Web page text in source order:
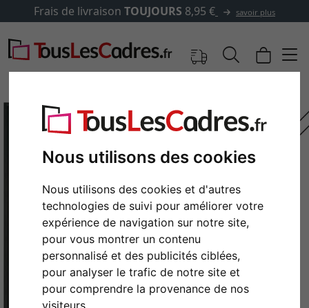
Nous utilisons des cookies
Nous utilisons des cookies et d'autres
technologies de suivi pour améliorer votre
expérience de navigation sur notre site,
pour vous montrer un contenu
personnalisé et des publicités ciblées,
pour analyser le trafic de notre site et
pour comprendre la provenance de nos
Frais de livraison TOUJOURS 8,95 € savoir plus
Retour